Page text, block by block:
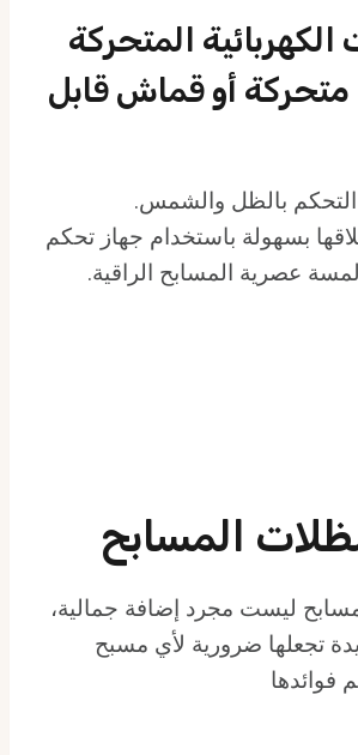
الكهربائية المتحركة
(Pergola متحركة أو قماش قابل
بالظل والشمس.
بسهولة باستخدام جهاز تحكم
عصرية المسابح الراقية.
المسابح
ليست مجرد إضافة جمالية،
تجعلها ضرورية لأي مسبح
فوائدها